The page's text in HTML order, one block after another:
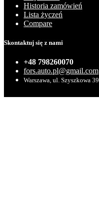
Historia zamówień
Lista życzeń
Compare
Skontaktuj się z nami
+48 798260070
fors.auto.pl@gmail.com
Warszawa, ul. Szyszkowa 39